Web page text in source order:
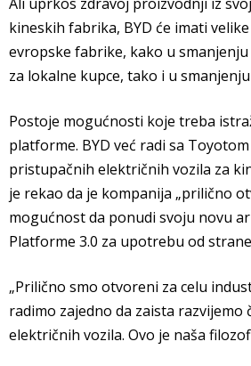
kineskih fabrika, BYD će imati
evropske fabrike, kako u
za lokalne kupce, tako i u
Postoje mogućnosti koje treba
platforme. BYD već radi sa
pristupačnih električnih vozila za
je rekao da je kompanija „prilično
mogućnost da ponudi svoju novu
Platforme 3.0 za upotrebu od
„Prilično smo otvoreni za celu
radimo zajedno da zaista razvijemo
električnih vozila. Ovo je naša